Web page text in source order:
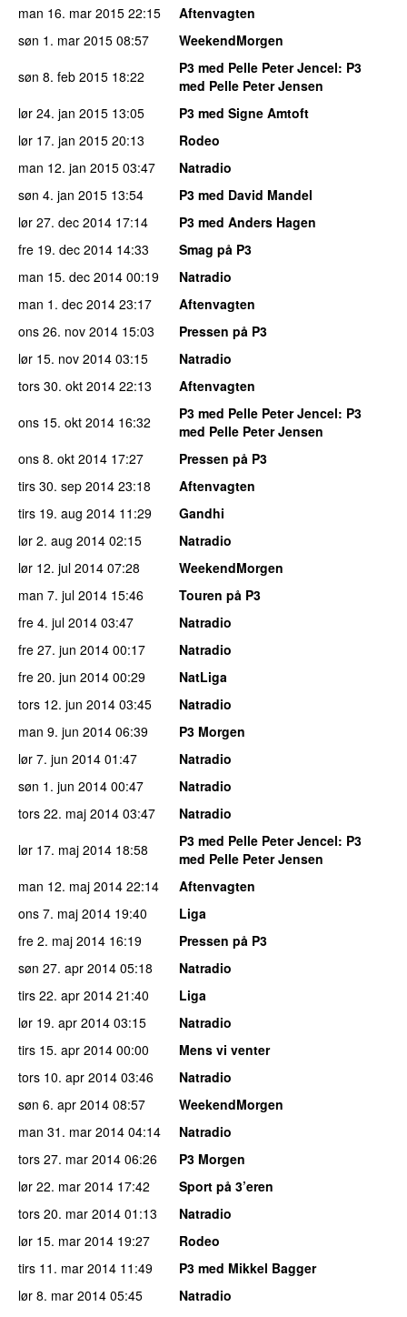
man 16. mar 2015 22:15
Aftenvagten
søn 1. mar 2015 08:57
WeekendMorgen
søn 8. feb 2015 18:22 P3 med Pelle Peter Jencel: P3
med Pelle Peter Jensen
lør 24. jan 2015 13:05
P3 med Signe Amtoft
lør 17. jan 2015 20:13
Rodeo
man 12. jan 2015 03:47
Natradio
søn 4. jan 2015 13:54
P3 med David Mandel
lør 27. dec 2014 17:14
P3 med Anders Hagen
fre 19. dec 2014 14:33
Smag på P3
man 15. dec 2014 00:19
Natradio
man 1. dec 2014 23:17
Aftenvagten
ons 26. nov 2014 15:03
Pressen på P3
lør 15. nov 2014 03:15
Natradio
tors 30. okt 2014 22:13
Aftenvagten
ons 15. okt 2014 16:32 P3 med Pelle Peter Jencel: P3
med Pelle Peter Jensen
ons 8. okt 2014 17:27
Pressen på P3
tirs 30. sep 2014 23:18
Aftenvagten
tirs 19. aug 2014 11:29
Gandhi
lør 2. aug 2014 02:15
Natradio
lør 12. jul 2014 07:28
WeekendMorgen
man 7. jul 2014 15:46
Touren på P3
fre 4. jul 2014 03:47
Natradio
fre 27. jun 2014 00:17
Natradio
fre 20. jun 2014 00:29
NatLiga
tors 12. jun 2014 03:45
Natradio
man 9. jun 2014 06:39
P3 Morgen
lør 7. jun 2014 01:47
Natradio
søn 1. jun 2014 00:47
Natradio
tors 22. maj 2014 03:47
Natradio
lør 17. maj 2014 18:58 P3 med Pelle Peter Jencel: P3
med Pelle Peter Jensen
man 12. maj 2014 22:14
Aftenvagten
ons 7. maj 2014 19:40
Liga
fre 2. maj 2014 16:19
Pressen på P3
søn 27. apr 2014 05:18
Natradio
tirs 22. apr 2014 21:40
Liga
lør 19. apr 2014 03:15
Natradio
tirs 15. apr 2014 00:00
Mens vi venter
tors 10. apr 2014 03:46
Natradio
søn 6. apr 2014 08:57
WeekendMorgen
man 31. mar 2014 04:14
Natradio
tors 27. mar 2014 06:26
P3 Morgen
lør 22. mar 2014 17:42
Sport på 3’eren
tors 20. mar 2014 01:13
Natradio
lør 15. mar 2014 19:27
Rodeo
tirs 11. mar 2014 11:49
P3 med Mikkel Bagger
lør 8. mar 2014 05:45
Natradio